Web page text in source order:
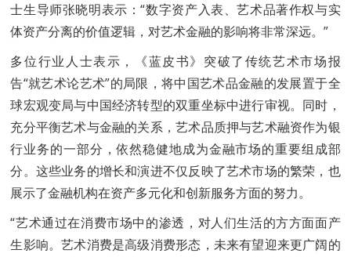
士生导师张晓明表示：“数字资产入表、艺术品著作权与实
体资产分离的价值逻辑，对艺术金融的影响将非常深远。”
多位行业人士表示，《蓝皮书》突破了传统艺术市场报
告“就艺术论艺术”的局限，将中国艺术品金融的发展置于全
球宏观变局与中国经济转型的双重坐标中进行审视。同时，
充分平衡艺术与金融的关系，艺术品质押与艺术融资作为银
行业务的一部分，依然稳健地成为金融市场的重要组成部
分。这些业务的增长和演进不仅反映了艺术市场的繁荣，也
展示了金融机构在资产多元化和创新服务方面的努力。
“艺术通过在消费市场中的渗透，对人们生活的方方面面产
生影响。艺术消费是高级消费形态，未来有望迎来更广阔的